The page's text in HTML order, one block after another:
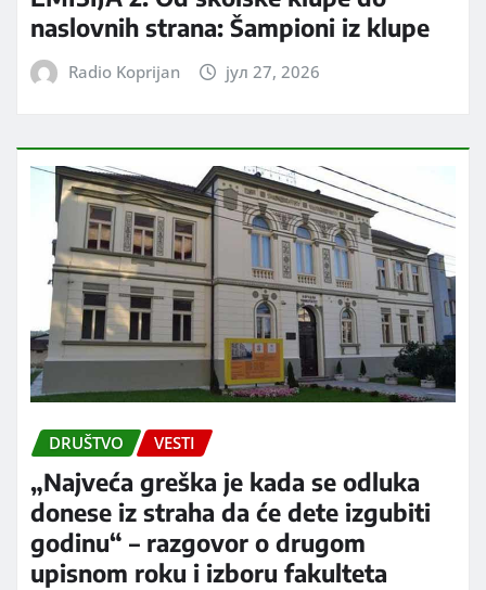
naslovnih strana: Šampioni iz klupe
Radio Koprijan јул 27, 2026
DRUŠTVO VESTI
„Najveća greška je kada se odluka
donese iz straha da će dete izgubiti
godinu“ – razgovor o drugom
upisnom roku i izboru fakulteta